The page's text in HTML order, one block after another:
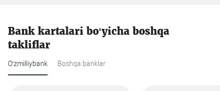
Bank kartalari bo‘yicha boshqa
takliflar
O‘zmilliybank Boshqa banklar